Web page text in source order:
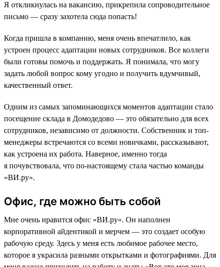
Я откликнулась на вакансию, прикрепила сопроводительное
письмо — сразу захотела сюда попасть!
Когда пришла в компанию, меня очень впечатлило, как
устроен процесс адаптации новых сотрудников. Все коллеги
были готовы помочь и поддержать. Я понимала, что могу
задать любой вопрос кому угодно и получить вдумчивый,
качественный ответ.
Одним из самых запоминающихся моментов адаптации стало
посещение склада в Домодедово — это обязательно для всех
сотрудников, независимо от должности. Собственник и топ-
менеджеры встречаются со всеми новичками, рассказывают,
как устроена их работа. Наверное, именно тогда
я почувствовала, что по-настоящему стала частью команды
«ВИ.ру».
Офис, где можно быть собой
Мне очень нравится офис «ВИ.ру». Он наполнен
корпоративной айдентикой и мерчем — это создает особую
рабочую среду. Здесь у меня есть любимое рабочее место,
которое я украсила разными открытками и фотографиями. Для